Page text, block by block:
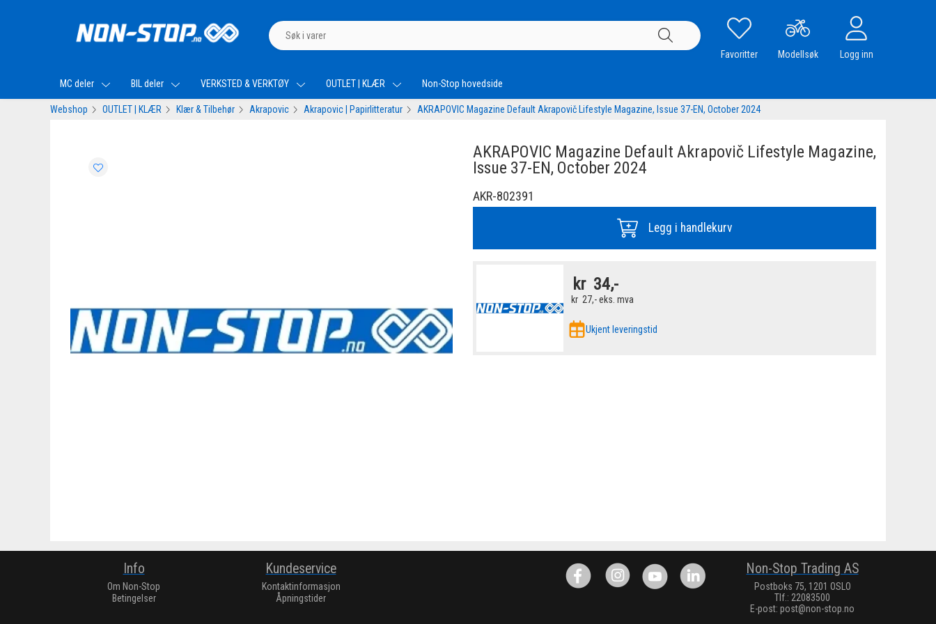
Favoritter Modellsøk Logg inn
MC deler BIL deler VERKSTED & VERKTØY OUTLET | KLÆR Non-Stop hovedside
Webshop OUTLET | KLÆR Klær & Tilbehør Akrapovic Akrapovic | Papirlitteratur AKRAPOVIC Magazine Default Akrapovič Lifestyle Magazine, Issue 37-EN, October 2024
AKRAPOVIC Magazine Default Akrapovič Lifestyle Magazine,
Issue 37-EN, October 2024
AKR-802391
Legg i handlekurv
kr 34,-
kr 27,-eks. mva
Ukjent leveringstid
Info
Om Non-Stop
Betingelser
Kundeservice
Kontaktinformasjon
Åpningstider
Non-Stop Trading AS
Postboks 75, 1201 OSLO
Tlf.: 22083500
E-post: post@non-stop.no